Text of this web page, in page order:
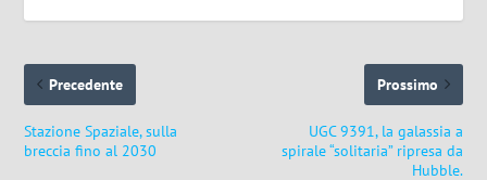
Precedente
Stazione Spaziale, sulla
breccia fino al 2030
Prossimo
UGC 9391, la galassia a
spirale “solitaria” ripresa da
Hubble.